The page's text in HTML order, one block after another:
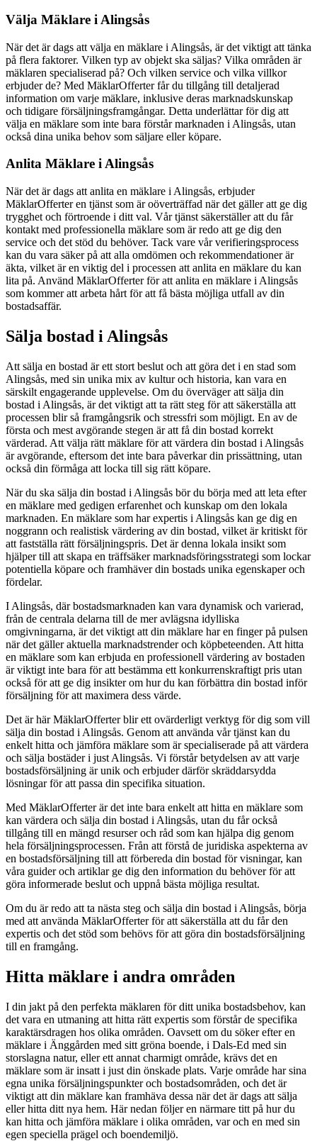
Välja Mäklare i Alingsås
När det är dags att välja en mäklare i Alingsås, är det viktigt att tänka
på flera faktorer. Vilken typ av objekt ska säljas? Vilka områden är
mäklaren specialiserad på? Och vilken service och vilka villkor
erbjuder de? Med MäklarOfferter får du tillgång till detaljerad
information om varje mäklare, inklusive deras marknadskunskap
och tidigare försäljningsframgångar. Detta underlättar för dig att
välja en mäklare som inte bara förstår marknaden i Alingsås, utan
också dina unika behov som säljare eller köpare.
Anlita Mäklare i Alingsås
När det är dags att anlita en mäklare i Alingsås, erbjuder
MäklarOfferter en tjänst som är oöverträffad när det gäller att ge dig
trygghet och förtroende i ditt val. Vår tjänst säkerställer att du får
kontakt med professionella mäklare som är redo att ge dig den
service och det stöd du behöver. Tack vare vår verifieringsprocess
kan du vara säker på att alla omdömen och rekommendationer är
äkta, vilket är en viktig del i processen att anlita en mäklare du kan
lita på. Använd MäklarOfferter för att anlita en mäklare i Alingsås
som kommer att arbeta hårt för att få bästa möjliga utfall av din
bostadsaffär.
Sälja bostad i Alingsås
Att sälja en bostad är ett stort beslut och att göra det i en stad som
Alingsås, med sin unika mix av kultur och historia, kan vara en
särskilt engagerande upplevelse. Om du överväger att sälja din
bostad i Alingsås, är det viktigt att ta rätt steg för att säkerställa att
processen blir så framgångsrik och stressfri som möjligt. En av de
första och mest avgörande stegen är att få din bostad korrekt
värderad. Att välja rätt mäklare för att värdera din bostad i Alingsås
är avgörande, eftersom det inte bara påverkar din prissättning, utan
också din förmåga att locka till sig rätt köpare.
När du ska sälja din bostad i Alingsås bör du börja med att leta efter
en mäklare med gedigen erfarenhet och kunskap om den lokala
marknaden. En mäklare som har expertis i Alingsås kan ge dig en
noggrann och realistisk värdering av din bostad, vilket är kritiskt för
att fastställa rätt försäljningspris. Det är denna lokala insikt som
hjälper till att skapa en träffsäker marknadsföringsstrategi som lockar
potentiella köpare och framhäver din bostads unika egenskaper och
fördelar.
I Alingsås, där bostadsmarknaden kan vara dynamisk och varierad,
från de centrala delarna till de mer avlägsna idylliska
omgivningarna, är det viktigt att din mäklare har en finger på pulsen
när det gäller aktuella marknadstrender och köpbeteenden. Att hitta
en mäklare som kan erbjuda en professionell värdering av bostaden
är viktigt inte bara för att bestämma ett konkurrenskraftigt pris utan
också för att ge dig insikter om hur du kan förbättra din bostad inför
försäljning för att maximera dess värde.
Det är här MäklarOfferter blir ett ovärderligt verktyg för dig som vill
sälja din bostad i Alingsås. Genom att använda vår tjänst kan du
enkelt hitta och jämföra mäklare som är specialiserade på att värdera
och sälja bostäder i just Alingsås. Vi förstår betydelsen av att varje
bostadsförsäljning är unik och erbjuder därför skräddarsydda
lösningar för att passa din specifika situation.
Med MäklarOfferter är det inte bara enkelt att hitta en mäklare som
kan värdera och sälja din bostad i Alingsås, utan du får också
tillgång till en mängd resurser och råd som kan hjälpa dig genom
hela försäljningsprocessen. Från att förstå de juridiska aspekterna av
en bostadsförsäljning till att förbereda din bostad för visningar, kan
våra guider och artiklar ge dig den information du behöver för att
göra informerade beslut och uppnå bästa möjliga resultat.
Om du är redo att ta nästa steg och sälja din bostad i Alingsås, börja
med att använda MäklarOfferter för att säkerställa att du får den
expertis och det stöd som behövs för att göra din bostadsförsäljning
till en framgång.
Hitta mäklare i andra områden
I din jakt på den perfekta mäklaren för ditt unika bostadsbehov, kan
det vara en utmaning att hitta rätt expertis som förstår de specifika
karaktärsdragen hos olika områden. Oavsett om du söker efter en
mäklare i Änggården med sitt gröna boende, i Dals-Ed med sin
storslagna natur, eller ett annat charmigt område, krävs det en
mäklare som är insatt i just din önskade plats. Varje område har sina
egna unika försäljningspunkter och bostadsområden, och det är
viktigt att din mäklare kan framhäva dessa när det är dags att sälja
eller hitta ditt nya hem. Här nedan följer en närmare titt på hur du
kan hitta och jämföra mäklare i olika områden, var och en med sin
egen speciella prägel och boendemiljö.